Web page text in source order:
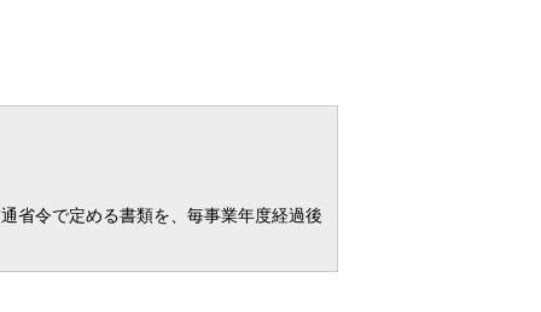
省令で定める書類を、毎事業年度経過後